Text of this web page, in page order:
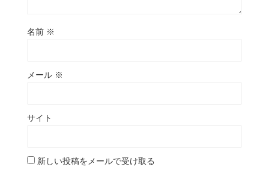
名前 ※
メール ※
サイト
新しい投稿をメールで受け取る